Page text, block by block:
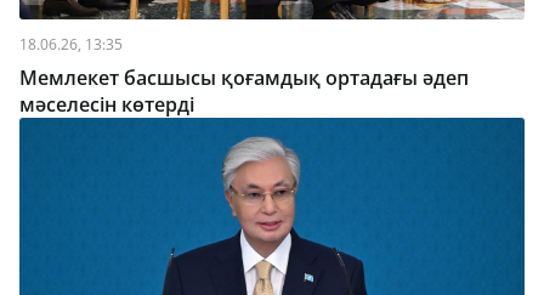
18.06.26, 13:35
Мемлекет басшысы қоғамдық ортадағы әдеп
мәселесін көтерді